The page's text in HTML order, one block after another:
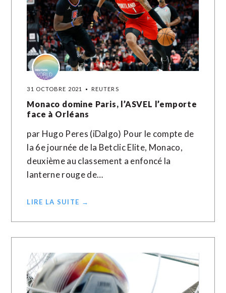
31 OCTOBRE 2021 REUTERS
Monaco domine Paris, l’ASVEL l’emporte
face à Orléans
par Hugo Peres (iDalgo) Pour le compte de
la 6e journée de la Betclic Elite, Monaco,
deuxième au classement a enfoncé la
lanterne rouge de…
LIRE LA SUITE →